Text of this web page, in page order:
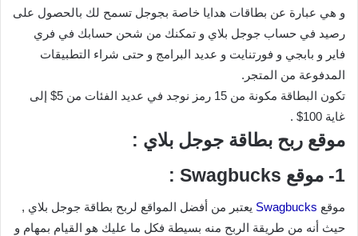
و هي عبارة عن بطاقات هدايا خاصة بجوجل تسمح لك بالحصول على
رصيد في حساب جوجل بلاي و تمكنك من شحن حسابك في فري
فاير و بابجي و فورتنايت و عديد البرامج و حتى شراء التطبيقات
المدفوعة من المتجر.
تكون البطاقة مكونة من 15 رمز نوجد في عديد الفئات من 5$ إلى
غاية 100$ .
موقع ربح بطاقة جوجل بلاي :
1- موقع Swagbucks :
موقع Swagbucks يعتبر من أفضل المواقع لربح بطاقة جوجل بلاي ,
حيث أنه من طريقة الربح منه بسيطة فكل ما عليك هو القيام بمهام و